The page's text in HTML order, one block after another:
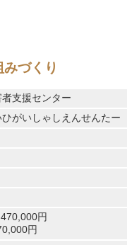
づくり
支援センター
がいしゃしえんせんたー
円
円